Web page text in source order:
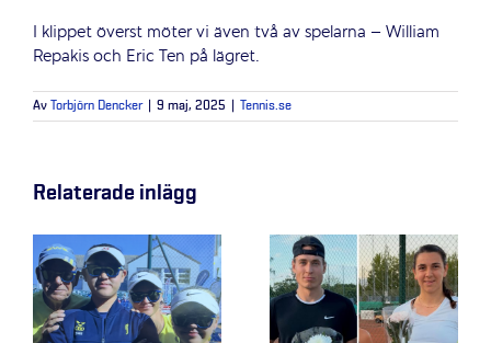
I klippet överst möter vi även två av spelarna – William
Repakis och Eric Ten på lägret.
Av Torbjörn Dencker 9 maj, 2025 Tennis.se
Relaterade inlägg